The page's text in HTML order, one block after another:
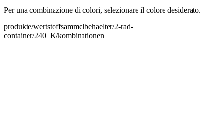
Per una combinazione di colori, selezionare il colore desiderato.
produkte/wertstoffsammelbehaelter/2-rad-
container/240_K/kombinationen